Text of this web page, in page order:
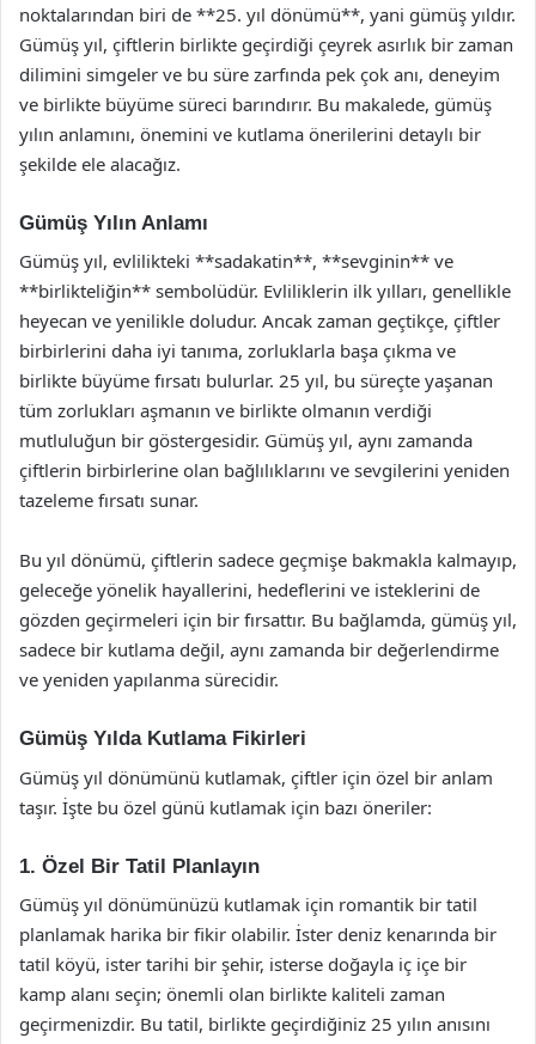
noktalarından biri de **25. yıl dönümü**, yani gümüş yıldır.
Gümüş yıl, çiftlerin birlikte geçirdiği çeyrek asırlık bir zaman
dilimini simgeler ve bu süre zarfında pek çok anı, deneyim
ve birlikte büyüme süreci barındırır. Bu makalede, gümüş
yılın anlamını, önemini ve kutlama önerilerini detaylı bir
şekilde ele alacağız.
Gümüş Yılın Anlamı
Gümüş yıl, evlilikteki **sadakatin**, **sevginin** ve
**birlikteliğin** sembolüdür. Evliliklerin ilk yılları, genellikle
heyecan ve yenilikle doludur. Ancak zaman geçtikçe, çiftler
birbirlerini daha iyi tanıma, zorluklarla başa çıkma ve
birlikte büyüme fırsatı bulurlar. 25 yıl, bu süreçte yaşanan
tüm zorlukları aşmanın ve birlikte olmanın verdiği
mutluluğun bir göstergesidir. Gümüş yıl, aynı zamanda
çiftlerin birbirlerine olan bağlılıklarını ve sevgilerini yeniden
tazeleme fırsatı sunar.
Bu yıl dönümü, çiftlerin sadece geçmişe bakmakla kalmayıp,
geleceğe yönelik hayallerini, hedeflerini ve isteklerini de
gözden geçirmeleri için bir fırsattır. Bu bağlamda, gümüş yıl,
sadece bir kutlama değil, aynı zamanda bir değerlendirme
ve yeniden yapılanma sürecidir.
Gümüş Yılda Kutlama Fikirleri
Gümüş yıl dönümünü kutlamak, çiftler için özel bir anlam
taşır. İşte bu özel günü kutlamak için bazı öneriler:
1. Özel Bir Tatil Planlayın
Gümüş yıl dönümünüzü kutlamak için romantik bir tatil
planlamak harika bir fikir olabilir. İster deniz kenarında bir
tatil köyü, ister tarihi bir şehir, isterse doğayla iç içe bir
kamp alanı seçin; önemli olan birlikte kaliteli zaman
geçirmenizdir. Bu tatil, birlikte geçirdiğiniz 25 yılın anısını